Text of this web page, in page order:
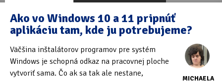
(8)
Mobilní zařízení(85)
Počítače a notebooky(66)
Zápisníky (7)
Ako vo Windows 10 a 11 pripnúť
aplikáciu tam, kde ju potrebujeme?
MICHAELA
Väčšina inštalátorov programov pre systém
Windows je schopná odkaz na pracovnej ploche
vytvoriť sama. Čo ak sa tak ale nestane,